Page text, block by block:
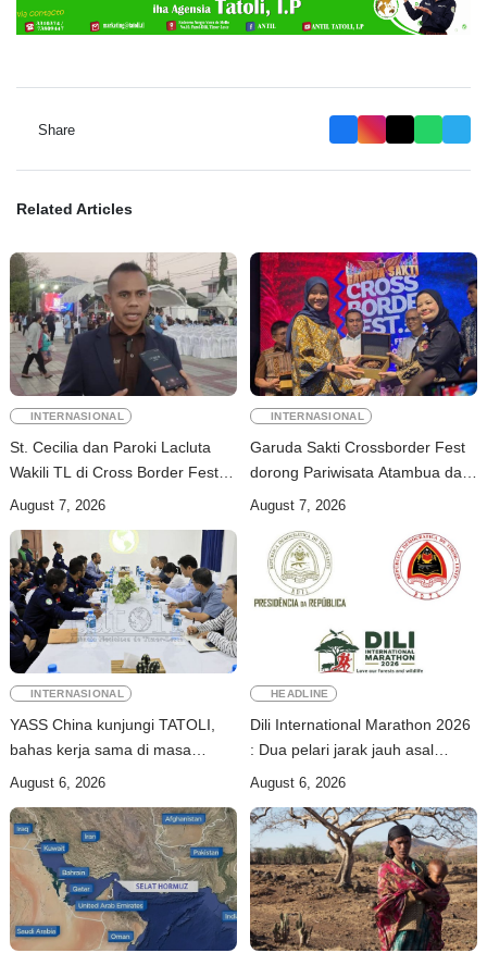
Share
Related Articles
INTERNASIONAL
St. Cecilia dan Paroki Lacluta
Wakili TL di Cross Border Fest
August 7, 2026
INTERNASIONAL
Garuda Sakti Crossborder Fest
dorong Pariwisata Atambua dan
August 7, 2026
INTERNASIONAL
YASS China kunjungi TATOLI,
bahas kerja sama di masa
depan
August 6, 2026
HEADLINE
Dili International Marathon 2026
: Dua pelari jarak jauh asal
China tiba di Dili
August 6, 2026